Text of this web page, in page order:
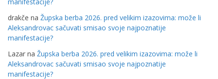
drakče na Župska berba 2026. pred velikim izazovima: može li
Aleksandrovac sačuvati smisao svoje najpoznatije
manifestacije?
Lazar na Župska berba 2026. pred velikim izazovima: može li
Aleksandrovac sačuvati smisao svoje najpoznatije
manifestacije?